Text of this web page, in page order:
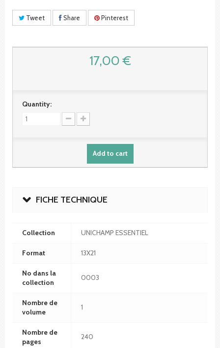
Tweet Share Pinterest
17,00 €
Quantity:
Add to cart
FICHE TECHNIQUE
Collection UNICHAMP ESSENTIEL
Format 13X21
No dans la
collection
0003
Nombre de
volume
1
Nombre de
pages
240